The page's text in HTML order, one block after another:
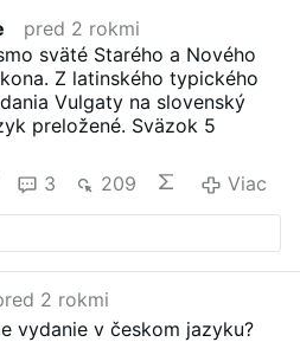
pred 2 rokmi
sväté Starého a Nového
Z latinského typického
Vulgaty na slovenský
preložené. Sväzok 5
3 209 Viac
2 rokmi
vydanie v českom jazyku?